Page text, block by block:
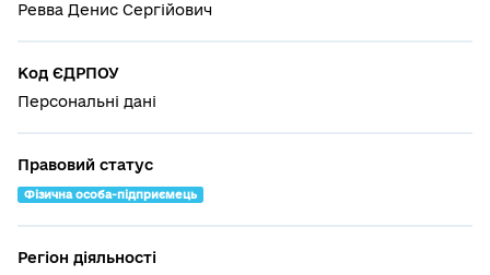
Ревва Денис Сергійович
Код ЄДРПОУ
Персональні дані
Правовий статус
Фізична особа-підприємець
Регіон діяльності